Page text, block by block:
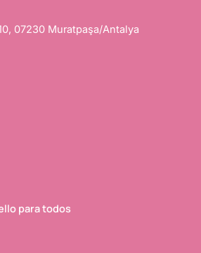
07230 Muratpaşa/Antalya
para todos